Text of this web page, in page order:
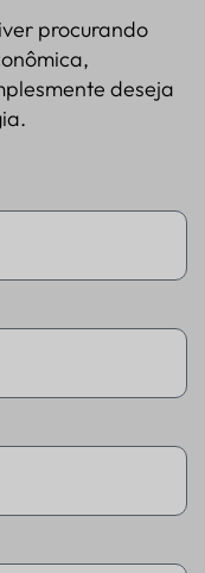
procurando
deseja